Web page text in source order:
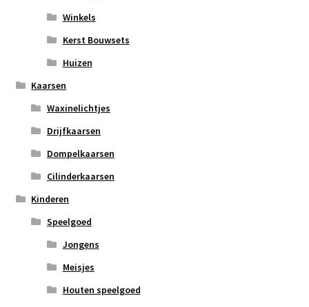
Winkels
Kerst Bouwsets
Huizen
Kaarsen
Waxinelichtjes
Drijfkaarsen
Dompelkaarsen
Cilinderkaarsen
Kinderen
Speelgoed
Jongens
Meisjes
Houten speelgoed